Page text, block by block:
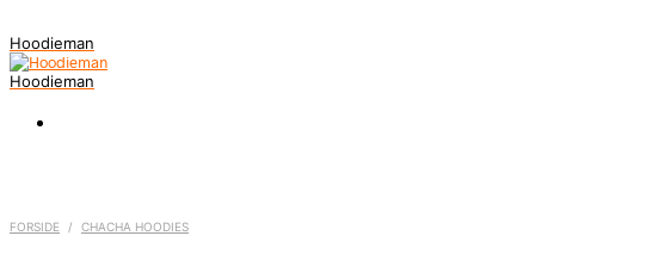
Hoodieman
Hoodieman
FORSIDE / CHACHA HOODIES